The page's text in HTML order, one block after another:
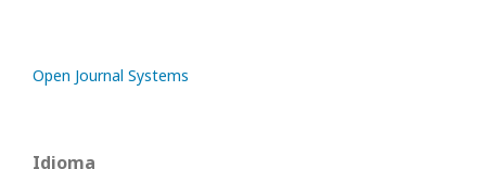
Open Journal Systems
Idioma